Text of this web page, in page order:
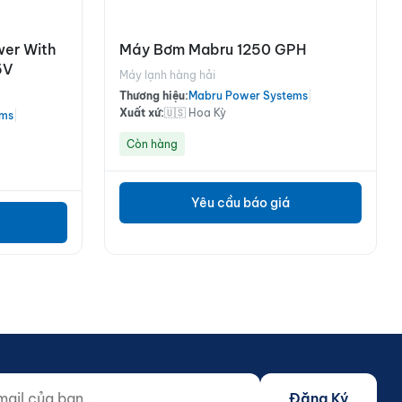
With
Máy Bơm Mabru 1250 GPH
Máy lạnh hàng hải
Thương hiệu: Mabru Power Systems
Xuất xứ:🇺🇸 Hoa Kỳ
Còn hàng
Yêu cầu báo giá
Đăng Ký